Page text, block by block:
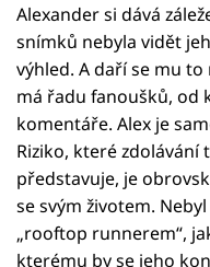
Alexander si dává
snímků nebyla vidět
výhled. A daří se mu
má řadu fanoušků, od
komentáře. Alex je
Riziko, které
představuje, je
se svým životem.
„rooftop runnerem“,
kterému by se jeho